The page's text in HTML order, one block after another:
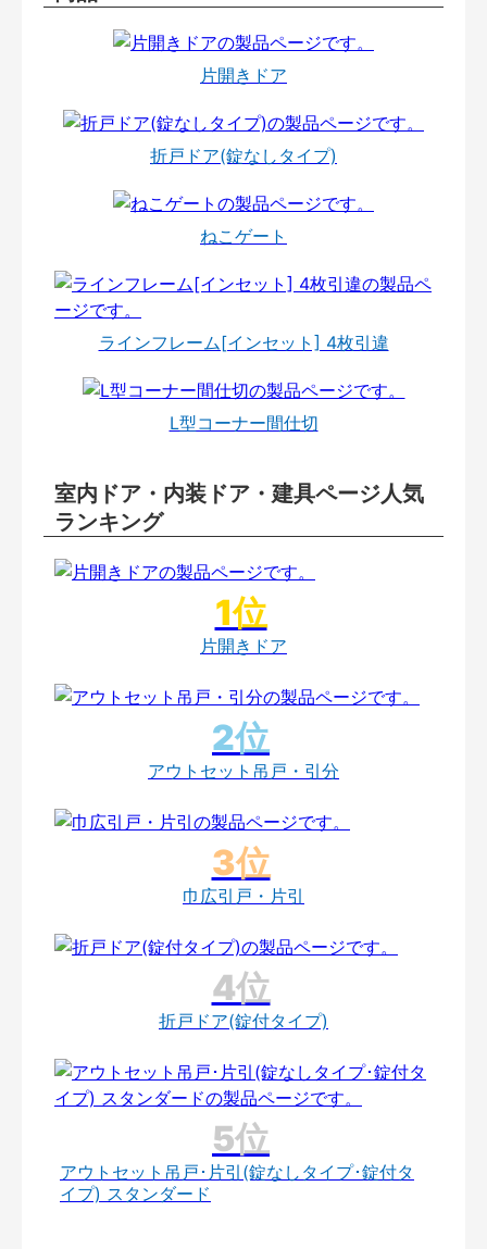
片開きドア
折戸ドア(錠なしタイプ)
ねこゲート
ラインフレーム[インセット] 4枚引違
L型コーナー間仕切
室内ドア・内装ドア・建具ページ人気
ランキング
片開きドア
アウトセット吊戸・引分
巾広引戸・片引
折戸ドア(錠付タイプ)
アウトセット吊戸･片引(錠なしタイプ･錠付タ
イプ) スタンダード